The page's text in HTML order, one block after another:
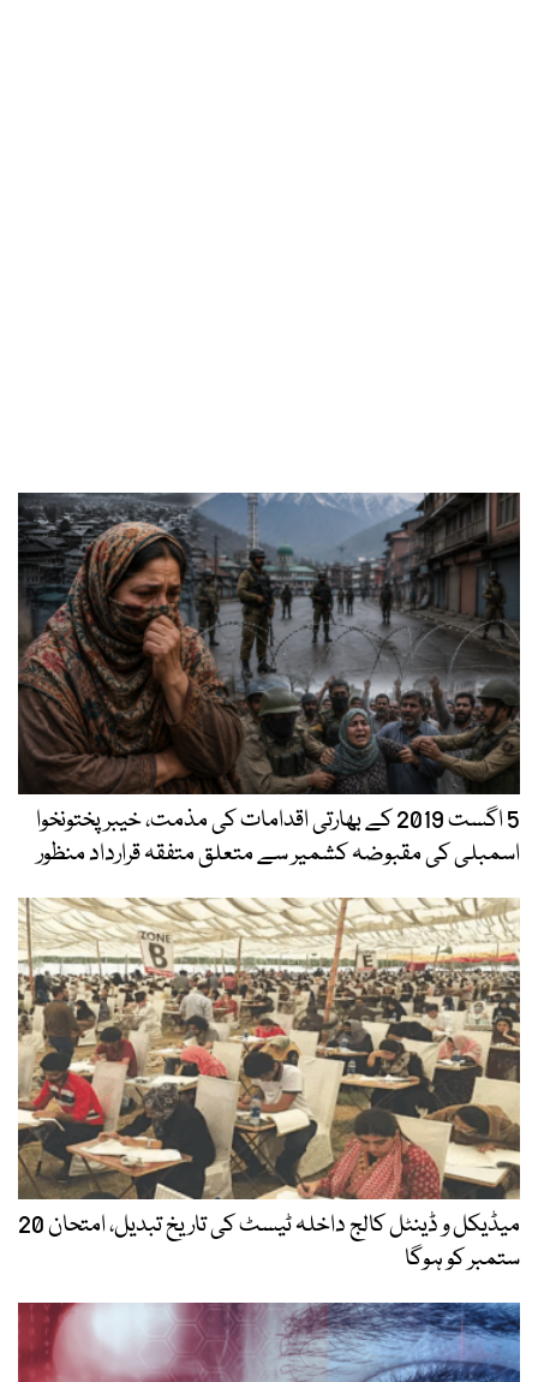
5 اگست 2019 کے بھارتی اقدامات کی مذمت، خیبرپختونخوا
اسمبلی کی مقبوضہ کشمیر سے متعلق متفقہ قرارداد منظور
میڈیکل و ڈینٹل کالج داخلہ ٹیسٹ کی تاریخ تبدیل، امتحان 20
ستمبر کو ہوگا